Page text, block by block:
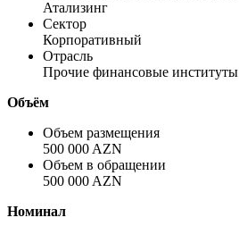
Атализинг
Сектор
Корпоративный
Отрасль
Прочие финансовые институты
Объём
Объем размещения
500 000 AZN
Объем в обращении
500 000 AZN
Номинал